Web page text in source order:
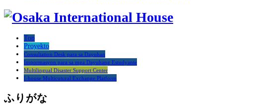
Top
Proyekto
Consultation Desk para sa Dayuhan
Impormasyon para sa mga Dayuhang Estudyante
Multilingual Disaster Support Center
I-house Multicutural Exchange Platform
ふりがな